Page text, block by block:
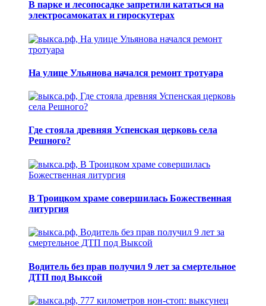
В парке и лесопосадке запретили кататься на
электросамокатах и гироскутерах
На улице Ульянова начался ремонт тротуара
Где стояла древняя Успенская церковь села
Решного?
В Троицком храме совершилась Божественная
литургия
Водитель без прав получил 9 лет за смертельное
ДТП под Выксой